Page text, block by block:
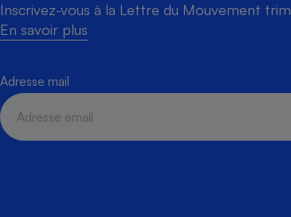
Inscrivez-vous à la Lettre du Mouvement
En savoir plus
Adresse mail